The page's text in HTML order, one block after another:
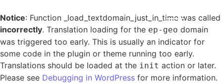
Notice: Function _load_textdomain_just_in_time was called
incorrectly. Translation loading for the ep-geo domain
was triggered too early. This is usually an indicator for
some code in the plugin or theme running too early.
Translations should be loaded at the init action or later.
Please see Debugging in WordPress for more information.